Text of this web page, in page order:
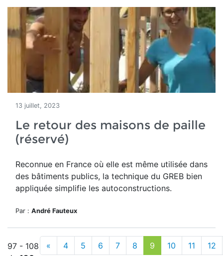
13 juillet, 2023
Le retour des maisons de paille
(réservé)
Reconnue en France où elle est même utilisée dans
des bâtiments publics, la technique du GREB bien
appliquée simplifie les autoconstructions.
Par : André Fauteux
97 - 108
« 4 5 6 7 8 9 10 11 12